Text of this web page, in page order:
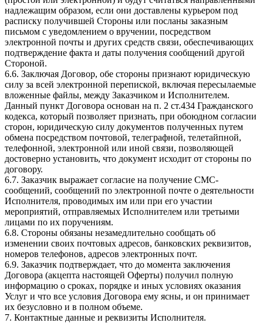
надлежащим образом, если они доставлены курьером под
расписку получившей Стороны или посланы заказным
письмом с уведомлением о вручении, посредством
электронной почты и других средств связи, обеспечивающих
подтверждение факта и даты получения сообщений другой
Стороной.
6.6. Заключая Договор, обе стороны признают юридическую
силу за всей электронной перепиской, включая пересылаемые
вложенные файлы, между Заказчиком и Исполнителем.
Данный пункт Договора основан на п. 2 ст.434 Гражданского
кодекса, который позволяет признать, при обоюдном согласии
сторон, юридическую силу документов полученных путем
обмена посредством почтовой, телеграфной, телетайпной,
телефонной, электронной или иной связи, позволяющей
достоверно установить, что документ исходит от стороны по
договору.
6.7. Заказчик выражает согласие на получение СМС-
сообщений, сообщений по электронной почте о деятельности
Исполнителя, проводимых им или при его участии
мероприятий, отправляемых Исполнителем или третьими
лицами по их поручениям.
6.8. Стороны обязаны незамедлительно сообщать об
изменении своих почтовых адресов, банковских реквизитов,
номеров телефонов, адресов электронных почт.
6.9. Заказчик подтверждает, что до момента заключения
Договора (акцепта настоящей Оферты) получил полную
информацию о сроках, порядке и иных условиях оказания
Услуг и что все условия Договора ему ясны, и он принимает
их безусловно и в полном объеме.
7. Контактные данные и реквизиты Исполнителя.